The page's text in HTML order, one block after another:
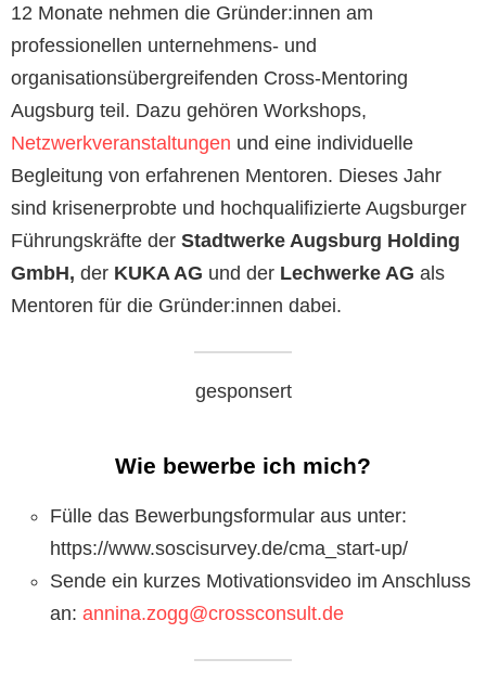
12 Monate nehmen die Gründer:innen am
professionellen unternehmens- und
organisationsübergreifenden Cross-Mentoring
Augsburg teil. Dazu gehören Workshops,
Netzwerkveranstaltungen und eine individuelle
Begleitung von erfahrenen Mentoren. Dieses Jahr
sind krisenerprobte und hochqualifizierte Augsburger
Führungskräfte der Stadtwerke Augsburg Holding
GmbH, der KUKA AG und der Lechwerke AG als
Mentoren für die Gründer:innen dabei.
gesponsert
Wie bewerbe ich mich?
Fülle das Bewerbungsformular aus unter:
https://www.soscisurvey.de/cma_start-up/
Sende ein kurzes Motivationsvideo im Anschluss
an: annina.zogg@crossconsult.de